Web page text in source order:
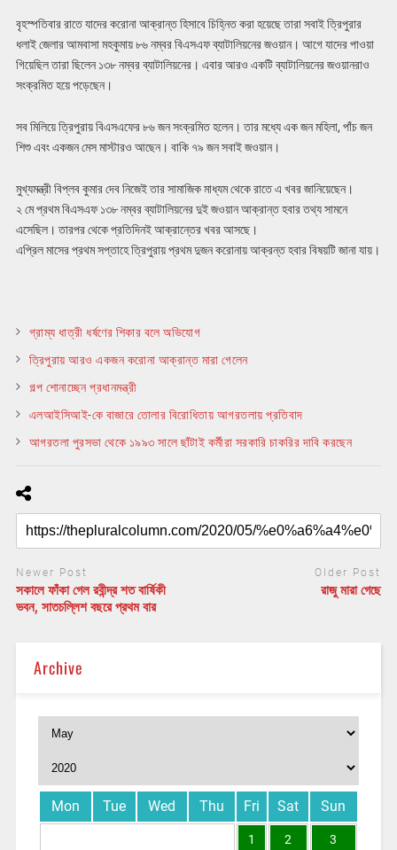
বৃহস্পতিবার রাতে যাদের করোনা আক্রান্ত হিসাবে চিহ্নিত করা হয়েছে তারা সবাই ত্রিপুরার
ধলাই জেলার আমবাসা মহকুমায় ৮৬ নম্বর বিএসএফ ব্যাটালিয়নের জওয়ান। আগে যাদের পাওয়া
গিয়েছিল তারা ছিলেন ১৩৮ নম্বর ব্যাটালিয়নের। এবার আরও একটি ব্যাটালিয়নের জওয়ানরাও
সংক্রমিত হয়ে পড়েছেন।
সব মিলিয়ে ত্রিপুরায় বিএসএফের ৮৬ জন সংক্রমিত হলেন। তার মধ্যে এক জন মহিলা, পাঁচ জন
শিশু এবং একজন মেস মাস্টারও আছেন। বাকি ৭৯ জন সবাই জওয়ান।
মুখ্যমন্ত্রী বিপ্লব কুমার দেব নিজেই তার সামাজিক মাধ্যম থেকে রাতে এ খবর জানিয়েছেন।
২ মে প্রথম বিএসএফ ১৩৮ নম্বর ব্যাটালিয়নের দুই জওয়ান আক্রান্ত হবার তথ্য সামনে
এসেছিল। তারপর থেকে প্রতিদিনই আক্রান্তের খবর আসছে।
এপ্রিল মাসের প্রথম সপ্তাহে ত্রিপুরায় প্রথম দুজন করোনায় আক্রন্ত হবার বিষয়টি জানা যায়।
গ্রাম্য ধাত্রী ধর্ষণের শিকার বলে অভিযোগ
ত্রিপুরায় আরও একজন করোনা আক্রান্ত মারা গেলেন
গল্প শোনাচ্ছেন প্রধানমন্ত্রী
এলআইসিআই-কে বাজারে তোলার বিরোধিতায় আগরতলায় প্রতিবাদ
আগরতলা পুরসভা থেকে ১৯৯৩ সালে ছাঁটাই কর্মীরা সরকারি চাকরির দাবি করছেন
Newer Post
সকালে ফাঁকা গেল রবীন্দ্র শত বার্ষিকী
ভবন, সাতচল্লিশ বছরে প্রথম বার
Older Post
রাজু মারা গেছে
Archive
Mon Tue Wed Thu Fri Sat Sun
1 2 3